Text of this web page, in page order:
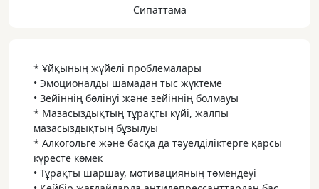
Сипаттама
* Ұйқының жүйелі проблемалары
• Эмоционалды шамадан тыс жүктеме
• Зейіннің бөлінуі және зейіннің болмауы
* Мазасыздықтың тұрақты күйі, жалпы
мазасыздықтың бұзылуы
* Алкогольге және басқа да тәуелділіктерге қарсы
күресте көмек
• Тұрақты шаршау, мотивацияның төмендеуі